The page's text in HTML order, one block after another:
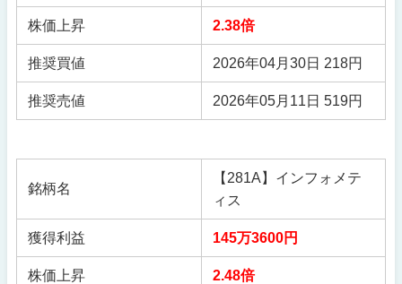
株価上昇 2.38倍
推奨買値 2026年04月30日 218円
推奨売値 2026年05月11日 519円
銘柄名
【281A】インフォメテ
ィス
獲得利益 145万3600円
株価上昇 2.48倍